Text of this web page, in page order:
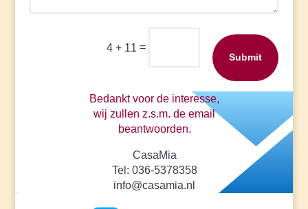
4 + 11 =
Submit
Bedankt voor de interesse,
wij zullen z.s.m. de email
beantwoorden.
CasaMia
Tel: 036-5378358
info@casamia.nl